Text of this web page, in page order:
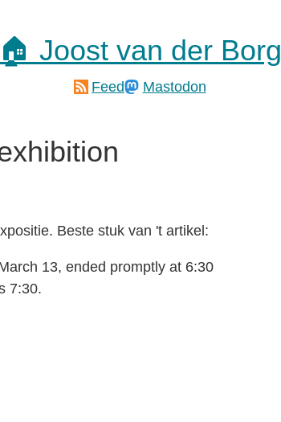
🏠 Joost van der Borg
Feed Mastodon
Beste stuk van 't artikel:
13, ended promptly at 6:30
7:30.